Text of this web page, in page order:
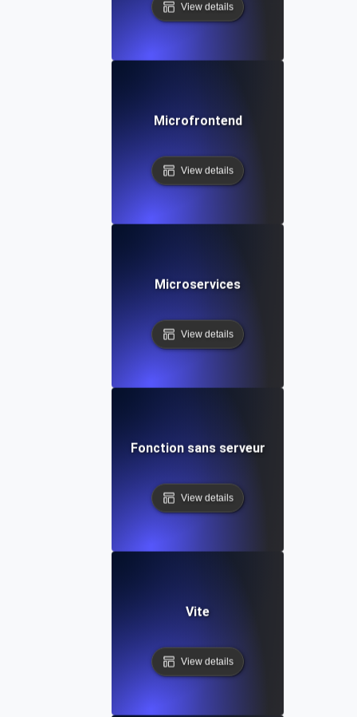
View details
Microfrontend
View details
Microservices
View details
Fonction sans serveur
View details
Vite
View details